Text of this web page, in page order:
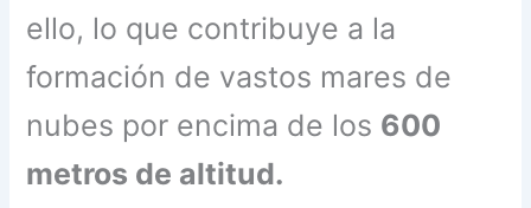
ello, lo que contribuye a la
formación de vastos mares de
nubes por encima de los 600
metros de altitud.